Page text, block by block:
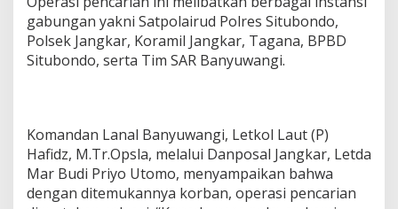
gabungan yakni Satpolairud Polres Situbondo,
Polsek Jangkar, Koramil Jangkar, Tagana, BPBD
Situbondo, serta Tim SAR Banyuwangi.
Komandan Lanal Banyuwangi, Letkol Laut (P)
Hafidz, M.Tr.Opsla, melalui Danposal Jangkar, Letda
Mar Budi Priyo Utomo, menyampaikan bahwa
dengan ditemukannya korban, operasi pencarian